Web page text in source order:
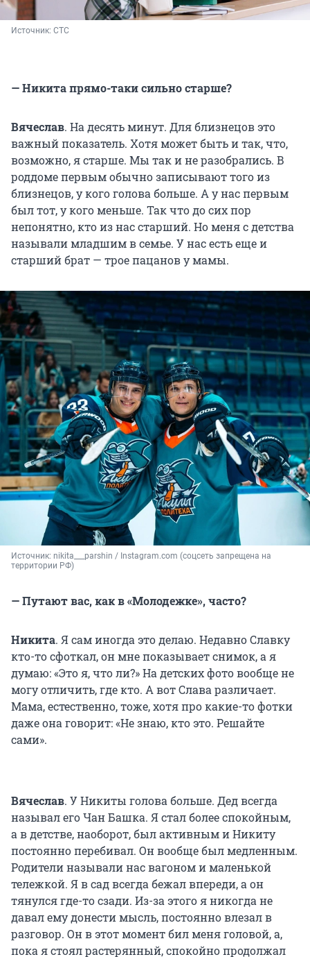
Источник: СТС
— Никита прямо-таки сильно старше?
Вячеслав. На десять минут. Для близнецов это
важный показатель. Хотя может быть и так, что,
возможно, я старше. Мы так и не разобрались. В
роддоме первым обычно записывают того из
близнецов, у кого голова больше. А у нас первым
был тот, у кого меньше. Так что до сих пор
непонятно, кто из нас старший. Но меня с детства
называли младшим в семье. У нас есть еще и
старший брат — трое пацанов у мамы.
Источник: nikita___parshin / Instagram.com (соцсеть запрещена на
территории РФ)
— Путают вас, как в «Молодежке», часто?
Никита. Я сам иногда это делаю. Недавно Славку
кто-то сфоткал, он мне показывает снимок, а я
думаю: «Это я, что ли?» На детских фото вообще не
могу отличить, где кто. А вот Слава различает.
Мама, естественно, тоже, хотя про какие-то фотки
даже она говорит: «Не знаю, кто это. Решайте
сами».
Вячеслав. У Никиты голова больше. Дед всегда
называл его Чан Башка. Я стал более спокойным,
а в детстве, наоборот, был активным и Никиту
постоянно перебивал. Он вообще был медленным.
Родители называли нас вагоном и маленькой
тележкой. Я в сад всегда бежал впереди, а он
тянулся где-то сзади. Из-за этого я никогда не
давал ему донести мысль, постоянно влезал в
разговор. Он в этот момент бил меня головой, а,
пока я стоял растерянный, спокойно продолжал